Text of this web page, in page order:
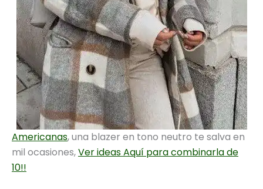
Americanas, una blazer en tono neutro te salva en
mil ocasiones,Ver ideas Aquí para combinarla de
10!!